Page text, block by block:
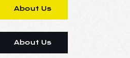
About Us
About Us